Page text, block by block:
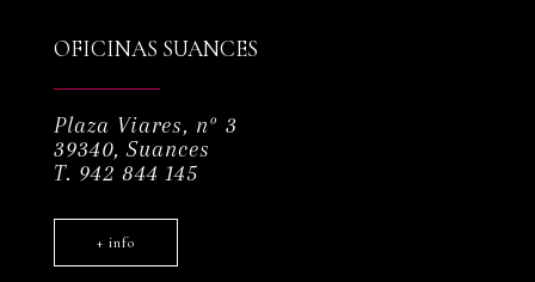
OFICINAS SUANCES
Plaza Viares, nº 3
39340, Suances
T. 942 844 145
+ info